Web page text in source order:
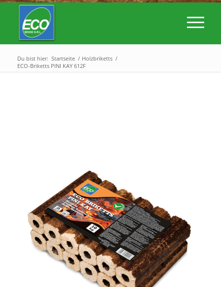
Du bist hier: Startseite / Holzbriketts /
ECO-Briketts PINI KAY 612F